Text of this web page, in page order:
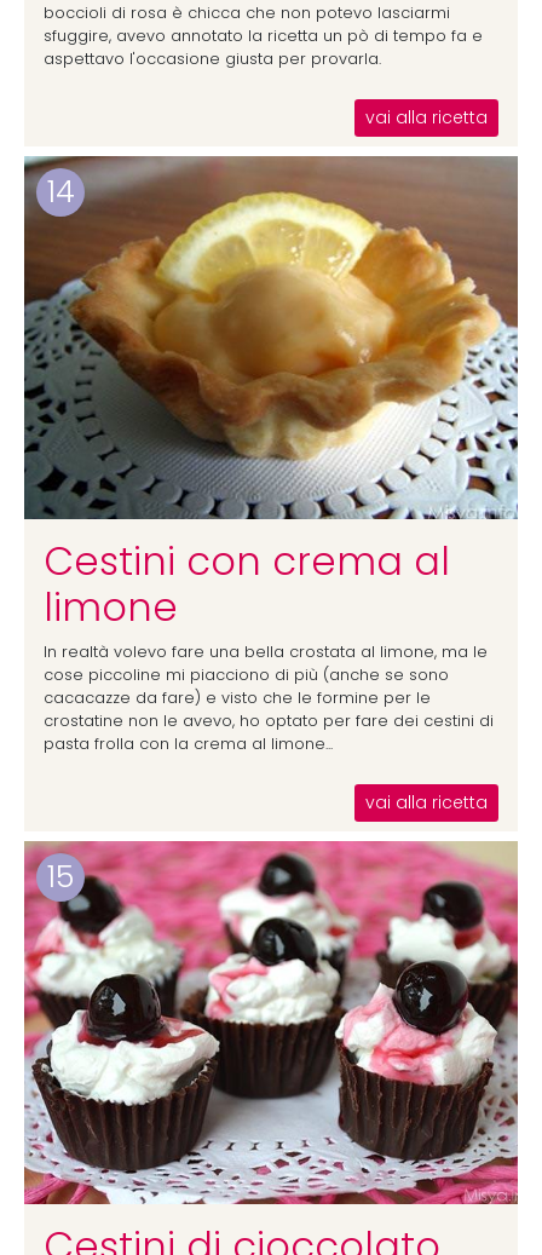
boccioli di rosa è chicca che non potevo lasciarmi
sfuggire, avevo annotato la ricetta un pò di tempo fa e
aspettavo l'occasione giusta per provarla.
vai alla ricetta
14
Cestini con crema al
limone
In realtà volevo fare una bella crostata al limone, ma le
cose piccoline mi piacciono di più (anche se sono
cacacazze da fare) e visto che le formine per le
crostatine non le avevo, ho optato per fare dei cestini di
pasta frolla con la crema al limone...
vai alla ricetta
15